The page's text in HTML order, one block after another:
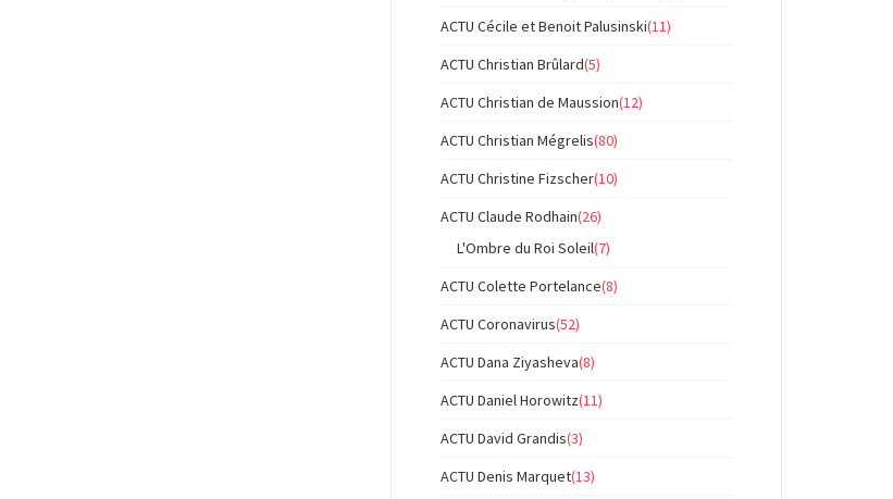
ACTU Cécile et Benoit Palusinski(11)
ACTU Christian Brûlard(5)
ACTU Christian de Maussion(12)
ACTU Christian Mégrelis(80)
ACTU Christine Fizscher(10)
ACTU Claude Rodhain(26)
L'Ombre du Roi Soleil(7)
ACTU Colette Portelance(8)
ACTU Coronavirus(52)
ACTU Dana Ziyasheva(8)
ACTU Daniel Horowitz(11)
ACTU David Grandis(3)
ACTU Denis Marquet(13)